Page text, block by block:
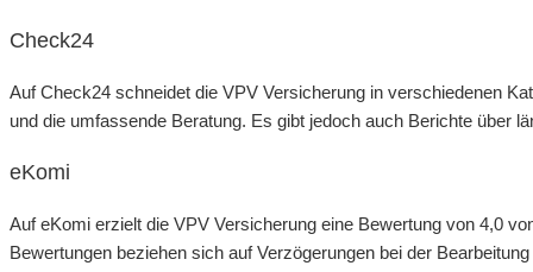
Check24
Auf Check24 schneidet die VPV Versicherung in verschiedenen
und die umfassende Beratung. Es gibt jedoch auch Berichte über
eKomi
Auf eKomi erzielt die VPV Versicherung eine Bewertung von 4,0
Bewertungen beziehen sich auf Verzögerungen bei der